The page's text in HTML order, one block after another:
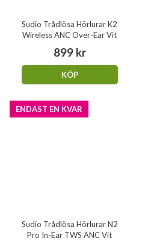
Sudio Trådlösa Hörlurar K2
Wireless ANC Over-Ear Vit
899 kr
KÖP
ENDAST EN KVAR
Sudio Trådlösa Hörlurar N2
Pro In-Ear TWS ANC Vit